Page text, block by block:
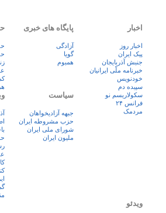
اخبار
اخبار روز
پيک ايران
جنبش آذربایجان
خبرنامه ملّی ایرانیان
خودنویس
سپیده دم
سکولاریسم نو
فرانس ۲۴
مردمک
پایگاه های خبری
آزادگی
گویا
همبوم
سیاست
جبهه آزادیخواهان
حزب مشروطه ایران
شورای ملی ایران
ملیون ایران
ویدئو